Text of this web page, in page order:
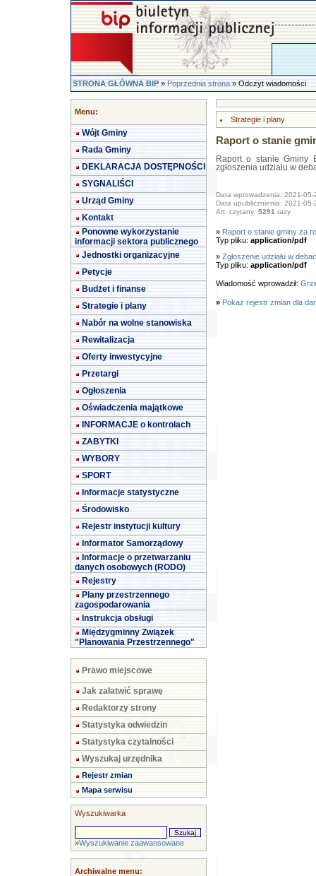
STRONA GŁÓWNA BIP»Poprzednia strona» Odczyt wiadomości
Menu:
Wójt Gminy
Rada Gminy
DEKLARACJA DOSTĘPNOŚCI
SYGNALIŚCI
Urząd Gminy
Kontakt
Ponowne wykorzystanie
informacji sektora publicznego
Jednostki organizacyjne
Petycje
Budżet i finanse
Strategie i plany
Nabór na wolne stanowiska
Rewitalizacja
Oferty inwestycyjne
Przetargi
Ogłoszenia
Oświadczenia majątkowe
INFORMACJE o kontrolach
ZABYTKI
WYBORY
SPORT
Informacje statystyczne
Środowisko
Rejestr instytucji kultury
Informator Samorządowy
Informacje o przetwarzaniu
danych osobowych (RODO)
Rejestry
Plany przestrzennego
zagospodarowania
Instrukcja obsługi
Międzygminny Związek
"Planowania Przestrzennego"
Prawo miejscowe
Jak załatwić sprawę
Redaktorzy strony
Statystyka odwiedzin
Statystyka czytalności
Wyszukaj urzędnika
Rejestr zmian
Mapa serwisu
Wyszukiwarka
»Wyszukiwanie zaawansowane
Archiwalne menu:
Strategie i plany
Raport o stanie
Raport o stanie Gminy
zgłoszenia udziału w
Data wprowadzenia: 2021-05-
Data upublicznienia: 2021-05-
Art. czytany: 5291razy
» Raport o stanie gminy za
Typ pliku: application/pdf
» Zgłoszenie udziału w
Typ pliku: application/pdf
Wiadomość wprowadził:
» Pokaż rejestr zmian dla